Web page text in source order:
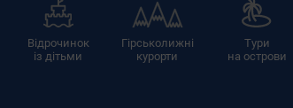
Відрочинок
із дітьми
Гірськолижні
курорти
Тури
на острови